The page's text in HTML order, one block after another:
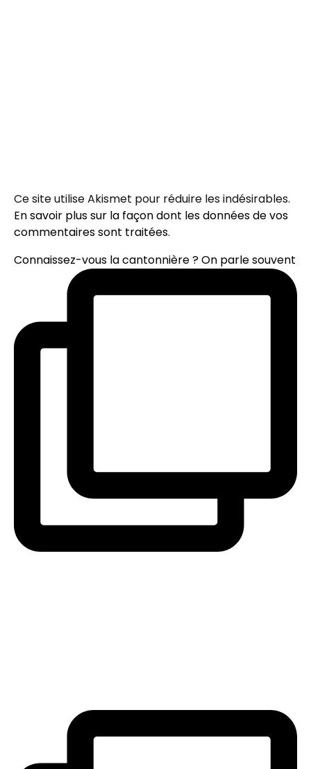
Ce site utilise Akismet pour réduire les indésirables.
En savoir plus sur la façon dont les données de vos
commentaires sont traitées.
Connaissez-vous la cantonnière ? On parle souvent